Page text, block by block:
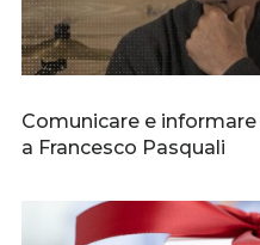
Comunicare e
a Francesco Pasquali